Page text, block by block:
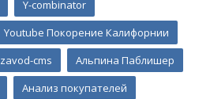
Y-combinator
Youtube Покорение Калифорнии
zavod-cms
Альпина Паблишер
Анализ покупателей